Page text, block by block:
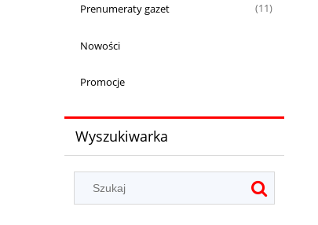
Prenumeraty gazet (11)
Nowości
Promocje
Wyszukiwarka